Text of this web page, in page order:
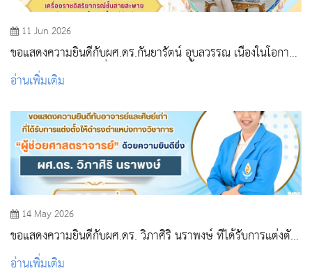
11 Jun 2026
ขอแสดงความยินดีกับผศ.ดร.กันยารัตน์ อุบลวรรณ เนื่องในโอกาส
ได้รับพระราชทานเครื่องราชอิสริยาภรณ์ชั้นสายสะพายประถมาภ
รณ์มงกุฎไทย
อ่านเพิ่มเติม
14 May 2026
ขอแสดงความยินดีกับผศ.ดร. วิภาศิริ นราพงษ์ ที่ได้รับการแต่งตั้ง
ให้ดำรงตำแหน่งทางวิชาการ
อ่านเพิ่มเติม